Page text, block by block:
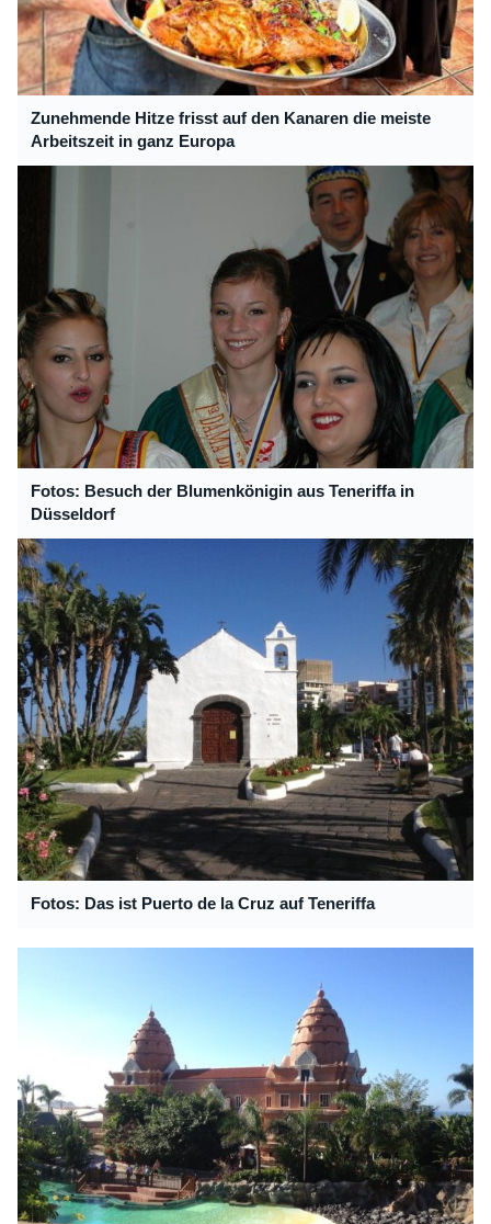
Zunehmende Hitze frisst auf den Kanaren die meiste
Arbeitszeit in ganz Europa
Fotos: Besuch der Blumenkönigin aus Teneriffa in
Düsseldorf
Fotos: Das ist Puerto de la Cruz auf Teneriffa